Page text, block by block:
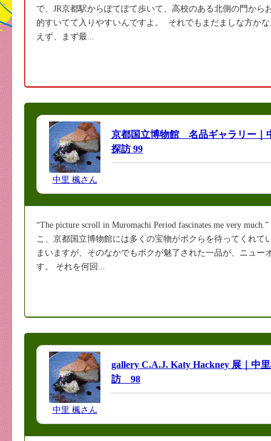
で、JR京都駅からぽてぽて歩いて、高校のある北側の門から
的すいてて入りやすいんですよ。 それでもまだましな方か
えず、まず最...
中里 楓さん
京都国立博物館 名品ギャラリー｜
探訪 99
“The picture scroll in Muromachi Period fascinates me very
こ、京都国立博物館には多くの宝物がボクらを待ってくれて
まいますが、そのなかでもボクが魅了された一品が、ニュー
す。 それを何回...
中里 楓さん
gallery C.A.J. Katy Hackney 展｜中
訪 98